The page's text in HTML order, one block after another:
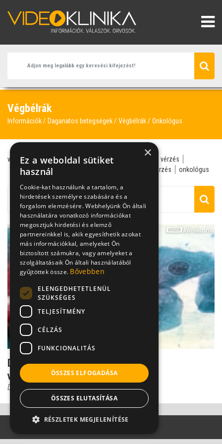
Végbélrák
Információk Daganatos betegségek Végbélrák Onkológus
végbélrák daganat polip proktológus
vérzés
családi halmozódás
elvérzés onkológus
Dr. Szántó: Meddig lehet küzdeni a
végbélrákkal?
Dr. Szántó István
×
Ez a weboldal sütiket
használ
Cookie-kat használunk a tartalom, a
hirdetések személyre szabására és a
forgalom elemzésére. Webhelyünk Ön általi
használatára vonatkozó információkat
megosztjuk hirdetési és elemző
partnereinkkel is, akik egyesíthetik azokat
más információkkal, amelyeket Ön
biztosított számukra, vagy amelyeket a
szolgáltatásaik Ön általi használatából
gyűjtöttek össze. Bővebben
ELENGEDHETETLENÜL
SZÜKSÉGES
TELJESÍTMÉNY
CÉLZÁS
FUNKCIONALITÁS
ÖSSZES ELFOGADÁSA
ÖSSZES ELUTASÍTÁSA
RÉSZLETEK MEGJELENÍTÉSE